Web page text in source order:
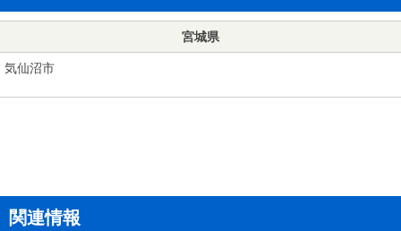
宮城県
気仙沼市
関連情報